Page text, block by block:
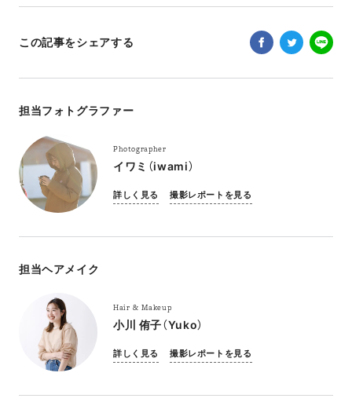
この記事をシェアする
担当フォトグラファー
Photographer
イワミ（iwami）
詳しく見る 撮影レポートを見る
担当ヘアメイク
Hair & Makeup
小川 侑子（Yuko）
詳しく見る 撮影レポートを見る